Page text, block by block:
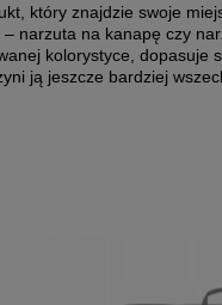
który znajdzie swoje
narzuta na kanapę czy
kolorystyce, dopasuje
ją jeszcze bardziej